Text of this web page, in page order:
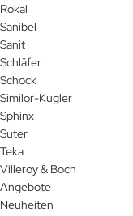
Rokal
Sanibel
Sanit
Schläfer
Schock
Similor-Kugler
Sphinx
Suter
Teka
Villeroy & Boch
Angebote
Neuheiten